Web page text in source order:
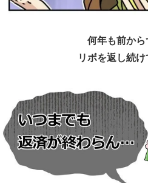
何年も前から
リボを返し続